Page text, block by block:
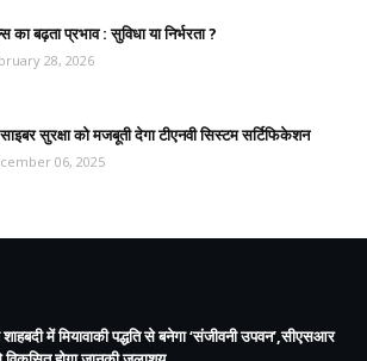
का बढ़ता प्रभाव : सुविधा या निर्भरता ?
28, 2026
सुरक्षा को मजबूती देगा टीएनवी सिस्टम सर्टिफिकेशन
06, 2025
शाहबदी में मियावाकी पद्धति से बनेगा ‘संजीवनी उपवन’,सीएसआर